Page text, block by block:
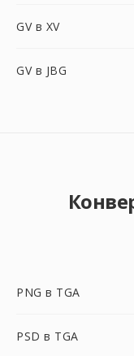
GV в XV
GV в JBG
PNG в TGA
PSD в TGA